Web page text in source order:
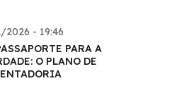
- 19:46
PARA A
O PLANO DE